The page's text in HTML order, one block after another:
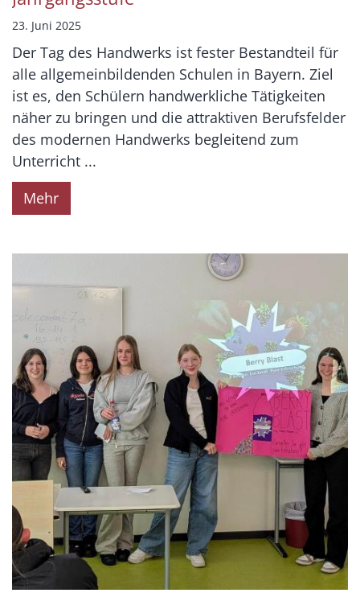
23. Juni 2025
Der Tag des Handwerks ist fester Bestandteil für
alle allgemeinbildenden Schulen in Bayern. Ziel
ist es, den Schülern handwerkliche Tätigkeiten
näher zu bringen und die attraktiven Berufsfelder
des modernen Handwerks begleitend zum
Unterricht ...
Mehr